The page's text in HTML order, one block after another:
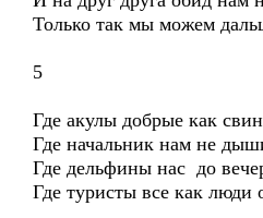
Только так мы можем
5
Где акулы добрые как
Где начальник нам не
Где дельфины нас до
Где туристы все как люди